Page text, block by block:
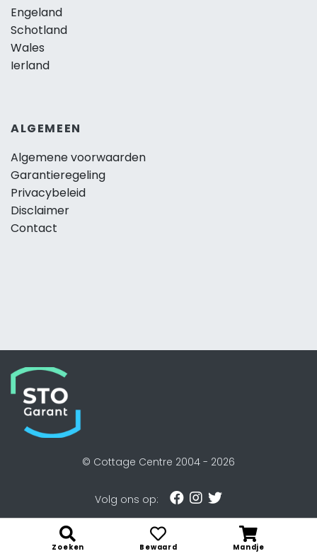
Engeland
Schotland
Wales
Ierland
ALGEMEEN
Algemene voorwaarden
Garantieregeling
Privacybeleid
Disclaimer
Contact
© Cottage Centre 2004 - 2026
Volg ons op:
Zoeken Bewaard Mandje